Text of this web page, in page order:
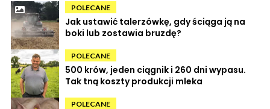
POLECANE
Jak ustawić talerzówkę, gdy ściąga ją na
boki lub zostawia bruzdę?
POLECANE
500 krów, jeden ciągnik i 260 dni wypasu.
Tak tną koszty produkcji mleka
POLECANE